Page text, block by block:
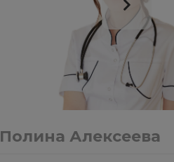
Полина Алексеева